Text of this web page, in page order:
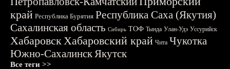
край Республика Бурятия Республика Саха (Якутия)
Сахалинская область Сибирь ТОФ Тында Улан-Удэ Уссурийск
ХабаровскХабаровский край Чита Чукотка
Южно-СахалинскЯкутск
Все теги >>